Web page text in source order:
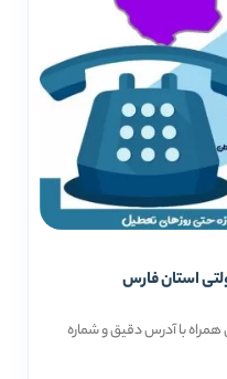
استان فارس
با آدرس دقیق و شماره